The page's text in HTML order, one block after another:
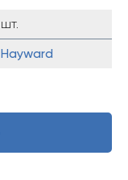
шт.
Hayward